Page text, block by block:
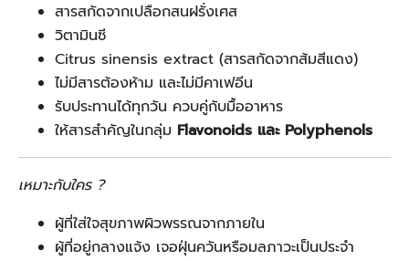
สารสกัดจากเปลือกสนฝรั่งเศส
วิตามินซี
Citrus sinensis extract (สารสกัดจากส้มสีแดง)
ไม่มีสารต้องห้าม และไม่มีคาเฟอีน
รับประทานได้ทุกวัน ควบคู่กับมื้ออาหาร
ให้สารสำคัญในกลุ่ม Flavonoids และ Polyphenols
เหมาะกับใคร ?
ผู้ที่ใส่ใจสุขภาพผิวพรรณจากภายใน
ผู้ที่อยู่กลางแจ้ง เจอฝุ่นควันหรือมลภาวะเป็นประจำ